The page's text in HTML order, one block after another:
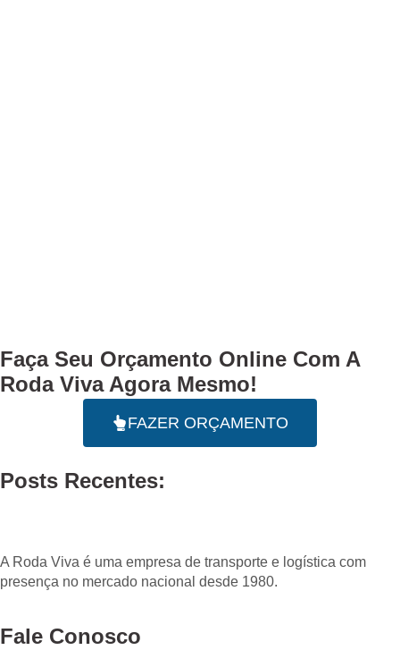
Faça Seu Orçamento Online Com A
Roda Viva Agora Mesmo!
FAZER ORÇAMENTO
Posts Recentes:
A Roda Viva é uma empresa de transporte e logística com
presença no mercado nacional desde 1980.
Fale Conosco